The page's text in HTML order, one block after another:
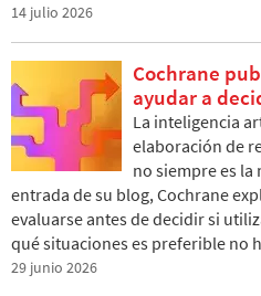
14 julio 2026
Cochrane
ayudar a
La inteligencia
elaboración de
no siempre es la
entrada de su blog, Cochrane
evaluarse antes de decidir si
qué situaciones es preferible no
29 junio 2026